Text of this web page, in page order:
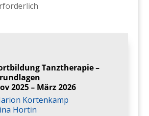
Tanztherapie –
2025 – März 2026
Kortenkamp
Hortin